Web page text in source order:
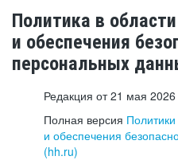
Политика в
и обеспечения
персональных
Редакция от 21 мая 2026
Полная версия
и обеспечения
(hh.ru)